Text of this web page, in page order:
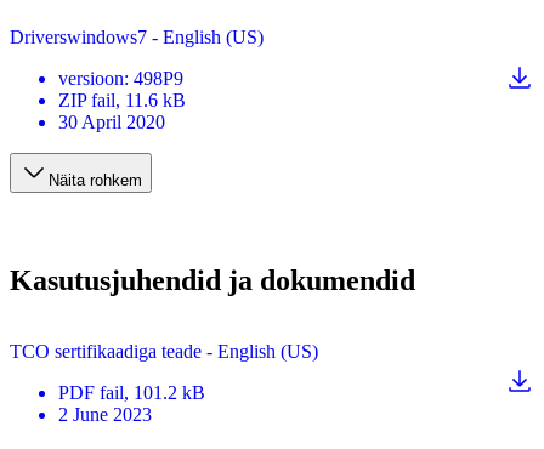
Driverswindows7 - English (US)
versioon: 498P9
ZIP fail, 11.6 kB
30 April 2020
Näita rohkem
Kasutusjuhendid ja dokumendid
TCO sertifikaadiga teade - English (US)
PDF fail, 101.2 kB
2 June 2023